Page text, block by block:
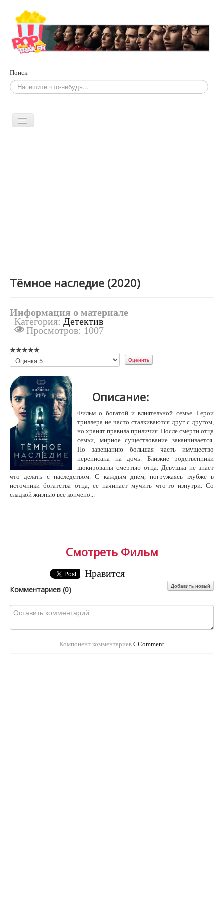
Поиск
Включить/
Тёмное наследие (2020)
Информация о материале
Категория: Детектив
Просмотров: 1007
Пожалуйста,
оцените
Описание:
Фильм о богатой и влиятельной семье. Герои
триллера не часто сталкиваются друг с другом,
но хранят правила приличия. После смерти отца
семьи, мирное существование заканчивается.
По завещанию большая часть имущество
переписана на дочь. Близкие родственники
шокированы смертью отца. Девушка не знает
что делать с наследством. С каждым днем, погружаясь глубже в
источники богатства отца, ее начинает мучить что-то изнутри. Со
сладкой жизнью все кончено...
Смотреть Фильм
Нравится
Комментариев (0) Добавить новый
Компонент комментариев CComment